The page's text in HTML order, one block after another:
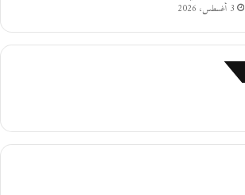
3 أغسطس، 2026